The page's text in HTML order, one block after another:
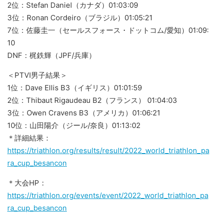
2位：Stefan Daniel（カナダ）01:03:09
3位：Ronan Cordeiro（ブラジル）01:05:21
7位：佐藤圭一（セールスフォース・ドットコム/愛知）01:09:
10
DNF：梶鉄輝（JPF/兵庫）
＜PTVI男子結果＞
1位：Dave Ellis B3（イギリス）01:01:59
2位：Thibaut Rigaudeau B2（フランス） 01:04:03
3位：Owen Cravens B3（アメリカ）01:06:21
10位：山田陽介（ジール/奈良）01:13:02
＊詳細結果：
https://triathlon.org/results/result/2022_world_triathlon_pa
ra_cup_besancon
＊大会HP：
https://triathlon.org/events/event/2022_world_triathlon_pa
ra_cup_besancon